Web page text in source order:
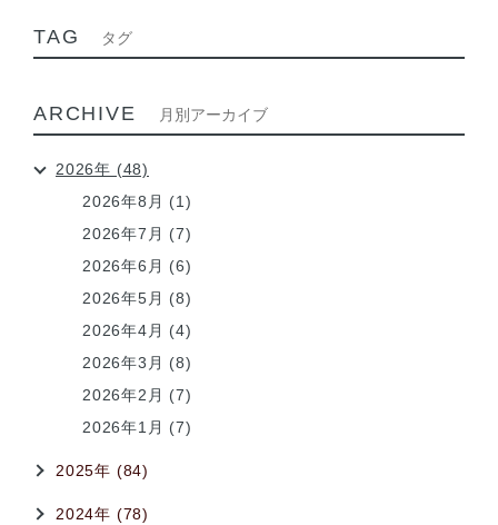
TAG タグ
ARCHIVE 月別アーカイブ
2026年 (48)
2026年8月 (1)
2026年7月 (7)
2026年6月 (6)
2026年5月 (8)
2026年4月 (4)
2026年3月 (8)
2026年2月 (7)
2026年1月 (7)
2025年 (84)
2024年 (78)